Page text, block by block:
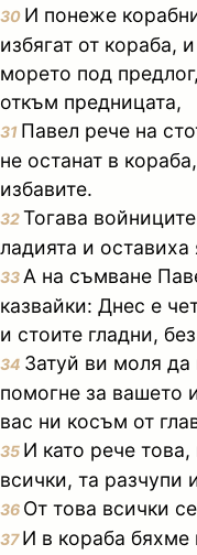
30 И понеже
избягат от кораба,
морето под
откъм предницата,
31 Павел рече на
не останат в
избавите.
32Тогава
ладията и
33 А на съмване
казвайки: Днес е
и стоите гладни,
34 Затуй ви моля
помогне за вашето
вас ни косъм от
35 И като рече
всички, та разчупи
36 От това всички
37И в кораба бяхме